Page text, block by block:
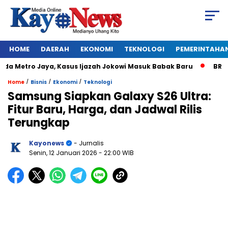
HOME DAERAH EKONOMI TEKNOLOGI
Jaya, Kasus Ijazah Jokowi Masuk Babak Baru
Home / Bisnis / Ekonomi / Teknologi
Samsung Siapkan Galaxy S26 Ultra:
Fitur Baru, Harga, dan Jadwal Rilis
Terungkap
Kayonews
- Jurnalis
Senin, 12 Januari 2026 - 22:00 WIB